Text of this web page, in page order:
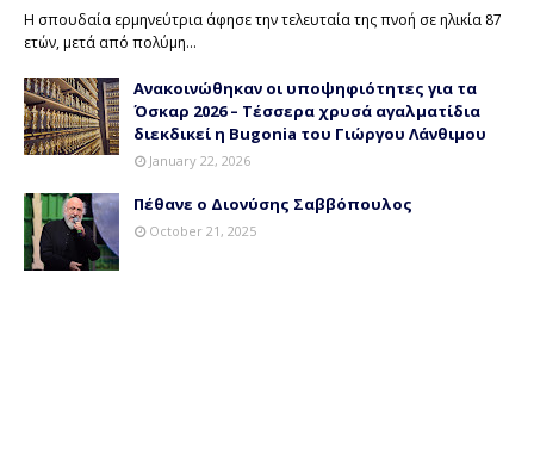
Η σπουδαία ερμηνεύτρια άφησε την τελευταία της πνοή σε ηλικία 87
ετών, μετά από πολύμη…
Ανακοινώθηκαν οι υποψηφιότητες για τα
Όσκαρ 2026 – Τέσσερα χρυσά αγαλματίδια
διεκδικεί η Bugonia του Γιώργου Λάνθιμου
January 22, 2026
Πέθανε ο Διονύσης Σαββόπουλος
October 21, 2025